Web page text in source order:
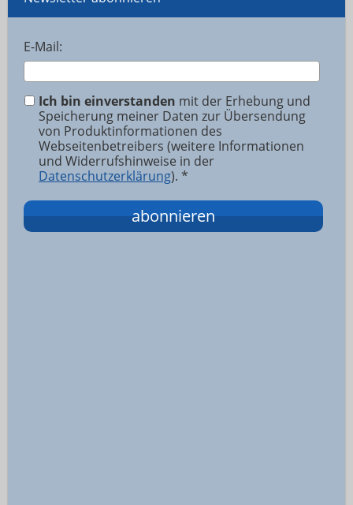
E-Mail:
Ich bin einverstanden mit der Erhebung und
Speicherung meiner Daten zur Übersendung
von Produktinformationen des
Webseitenbetreibers (weitere Informationen
und Widerrufshinweise in der
Datenschutzerklärung). *